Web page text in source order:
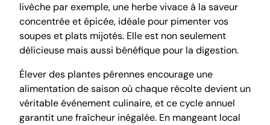
livèche par exemple, une herbe vivace à la saveur
concentrée et épicée, idéale pour pimenter vos
soupes et plats mijotés. Elle est non seulement
délicieuse mais aussi bénéfique pour la digestion.
Élever des plantes pérennes encourage une
alimentation de saison où chaque récolte devient un
véritable événement culinaire, et ce cycle annuel
garantit une fraîcheur inégalée. En mangeant local